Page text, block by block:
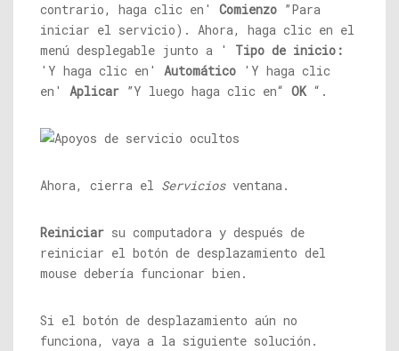
contrario, haga clic en' Comienzo ”Para
iniciar el servicio). Ahora, haga clic en el
menú desplegable junto a ' Tipo de inicio:
'Y haga clic en' Automático 'Y haga clic
en' Aplicar ”Y luego haga clic en“ OK“.
Ahora, cierra el Serviciosventana.
Reiniciar su computadora y después de
reiniciar el botón de desplazamiento del
mouse debería funcionar bien.
Si el botón de desplazamiento aún no
funciona, vaya a la siguiente solución.